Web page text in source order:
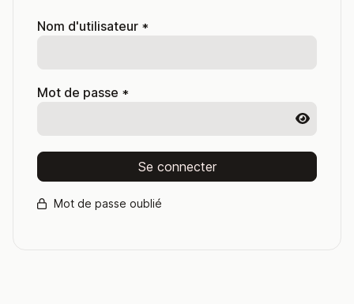
Nom d'utilisateur *
Mot de passe *
Mot de passe oublié